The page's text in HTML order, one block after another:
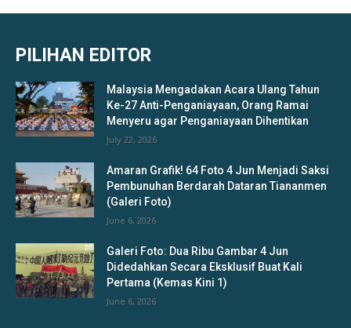
PILIHAN EDITOR
Malaysia Mengadakan Acara Ulang Tahun
Ke-27 Anti-Penganiayaan, Orang Ramai
Menyeru agar Penganiayaan Dihentikan
July 22, 2026
Amaran Grafik! 64 Foto 4 Jun Menjadi Saksi
Pembunuhan Berdarah Dataran Tiananmen
(Galeri Foto)
June 6, 2026
Galeri Foto: Dua Ribu Gambar 4 Jun
Didedahkan Secara Eksklusif Buat Kali
Pertama (Kemas Kini 1)
June 6, 2026